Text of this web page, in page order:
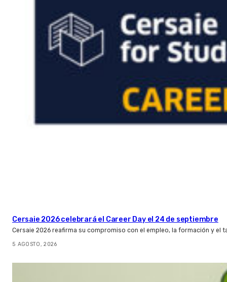
Cersaie 2026 celebrará el Career Day el 24 de septiembre
Cersaie 2026 reafirma su compromiso con el empleo, la formación y el
5 AGOSTO, 2026